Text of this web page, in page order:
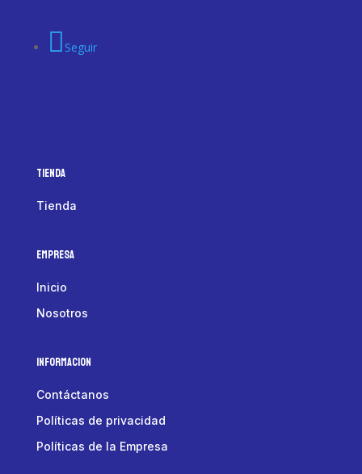
Seguir
Tienda
Tienda
Empresa
Inicio
Nosotros
Informacion
Contáctanos
Políticas de privacidad
Políticas de la Empresa